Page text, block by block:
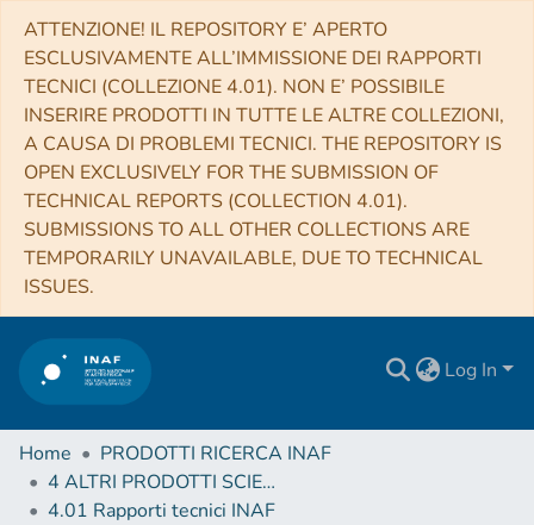
ATTENZIONE! IL REPOSITORY E’ APERTO
ESCLUSIVAMENTE ALL’IMMISSIONE DEI RAPPORTI
TECNICI (COLLEZIONE 4.01). NON E’ POSSIBILE
INSERIRE PRODOTTI IN TUTTE LE ALTRE COLLEZIONI,
A CAUSA DI PROBLEMI TECNICI. THE REPOSITORY IS
OPEN EXCLUSIVELY FOR THE SUBMISSION OF
TECHNICAL REPORTS (COLLECTION 4.01).
SUBMISSIONS TO ALL OTHER COLLECTIONS ARE
TEMPORARILY UNAVAILABLE, DUE TO TECHNICAL
ISSUES.
Log In
Home
PRODOTTI RICERCA INAF
4 ALTRI PRODOTTI SCIENTIFICI (Other scientific products)
4.01 Rapporti tecnici INAF